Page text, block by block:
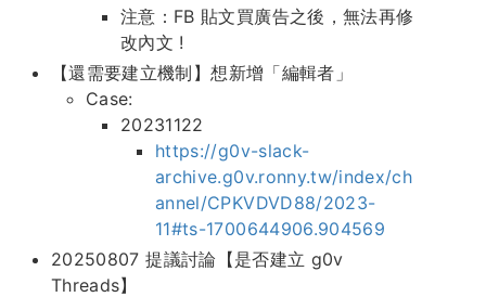
注意：FB 貼文買廣告之後，無法再修
改內文 !
【還需要建立機制】想新增「編輯者」
Case:
20231122
https://g0v-slack-
archive.g0v.ronny.tw/index/ch
annel/CPKVDVD88/2023-
11#ts-1700644906.904569
20250807 提議討論【是否建立 g0v
Threads】